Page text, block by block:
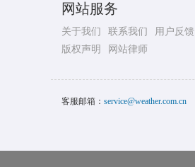
网站服务
关于我们 联系我们
用户反馈
版权声明
网站律师
客服邮箱： service@weather.com.cn